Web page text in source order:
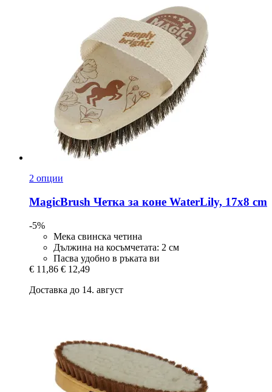
2 опции
MagicBrush Четка за коне WaterLily, 17x8 cm
-5%
Мека свинска четина
Дължина на косъмчетата: 2 см
Пасва удобно в ръката ви
€ 11,86 € 12,49
Доставка до 14. август